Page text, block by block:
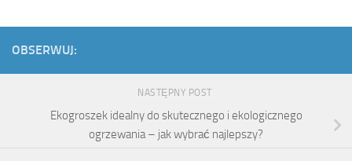
OBSERWUJ:
NASTĘPNY POST
Ekogroszek idealny do skutecznego i ekologicznego
ogrzewania – jak wybrać najlepszy?